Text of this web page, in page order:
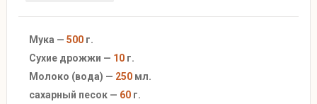
Мука — 500г.
Сухие дрожжи — 10г.
Молоко (вода) — 250мл.
сахарный песок — 60г.